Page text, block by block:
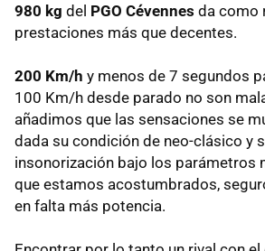
980 kg del PGO Cévennes da como
prestaciones más que decentes.
200 Km/h y menos de 7 segundos
100 Km/h desde parado no son
añadimos que las sensaciones se
dada su condición de neo-clásico y
insonorización bajo los parámetros
que estamos acostumbrados,
en falta más potencia.